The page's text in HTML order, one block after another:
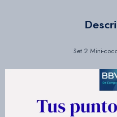
Set 2 Mini-
Las cocottes tradicionales de
levantar, ya sea para cocinar, servir
la Air